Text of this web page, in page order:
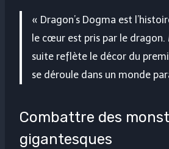
« Dragon’s Dogma est
le cœur est pris par le
suite reflète le décor du
se déroule dans un monde
Combattre des
gigantesques